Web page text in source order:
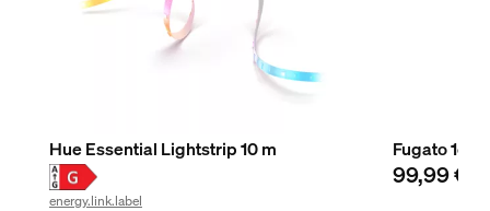
-20 °C bis 45 °C
Zusatzfunktion/Zubehör im
dimmbar
Hue Essential Lightstrip 10 m
energy.link.label
Fugato 1er-
99,99 €